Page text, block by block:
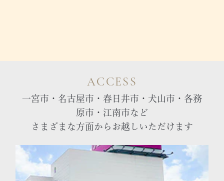
ACCESS
一宮市・名古屋市・春日井市・犬山市・各務
原市・江南市など
さまざまな方面からお越しいただけます